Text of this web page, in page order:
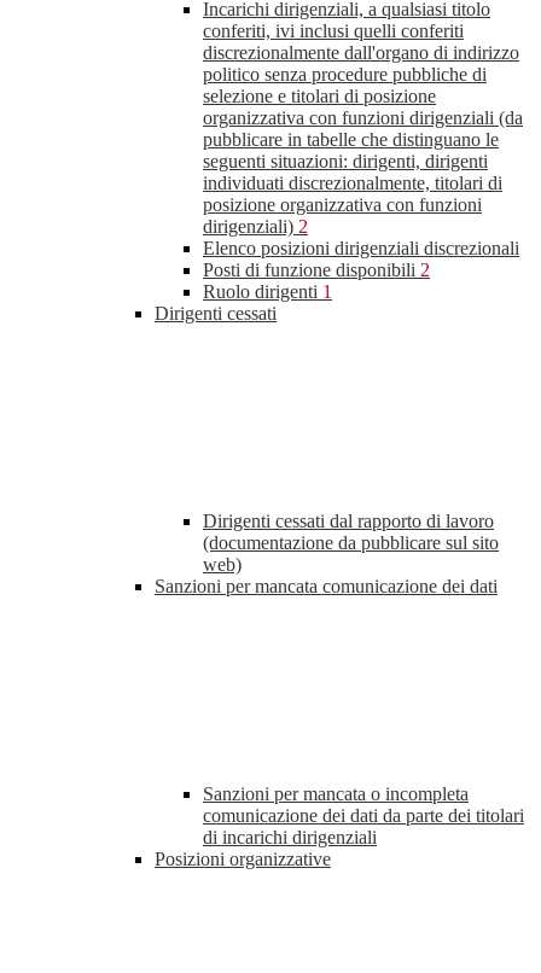
Incarichi dirigenziali, a qualsiasi titolo
conferiti, ivi inclusi quelli conferiti
discrezionalmente dall'organo di indirizzo
politico senza procedure pubbliche di
selezione e titolari di posizione
organizzativa con funzioni dirigenziali (da
pubblicare in tabelle che distinguano le
seguenti situazioni: dirigenti, dirigenti
individuati discrezionalmente, titolari di
posizione organizzativa con funzioni
dirigenziali) 2
Elenco posizioni dirigenziali discrezionali
Posti di funzione disponibili 2
Ruolo dirigenti 1
Dirigenti cessati
Dirigenti cessati dal rapporto di lavoro
(documentazione da pubblicare sul sito
web)
Sanzioni per mancata comunicazione dei dati
Sanzioni per mancata o incompleta
comunicazione dei dati da parte dei titolari
di incarichi dirigenziali
Posizioni organizzative